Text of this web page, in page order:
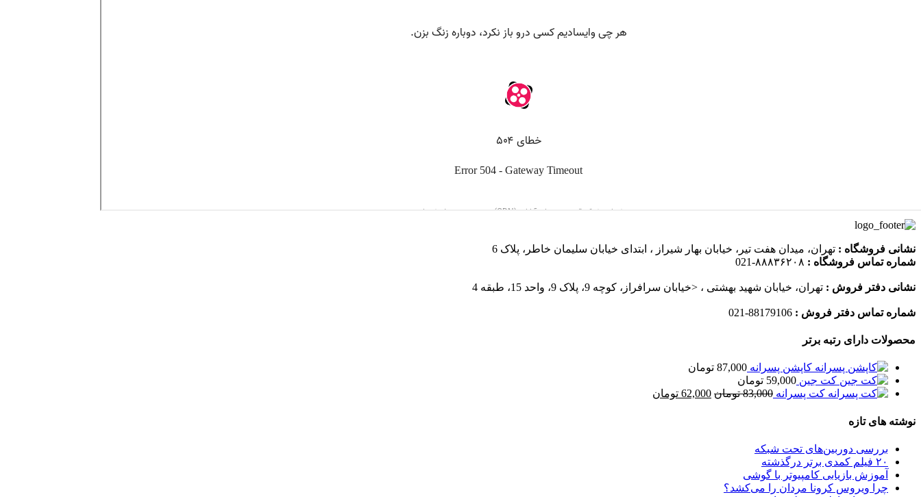
نشانی فروشگاه : تهران، میدان هفت تیر، خیابان بهار شیراز ، ابتدای خیابان سلیمان خاطر، پلاک 6
شماره تماس فروشگاه :
نشانی دفتر فروش : تهران، خیابان شهید بهشتی ، <خیابان سرافراز، کوچه 9، پلاک 9، واحد 15، طبقه 4
شماره تماس دفتر فروش :
محصولات دارای رتبه برتر
کاپشن پسرانه 87,000 تومان
کت جین 59,000 تومان
کت پسرانه 83,000 تومان قیمت
62,000 تومان
نوشته های تازه
بررسی دوربین‌های تحت شبکه
۲۰ فیلم کمدی برتر درگذشته
آموزش بازیابی کامپیوتر با گوشی
چرا ویروس کرونا مردان را می‌کشد؟